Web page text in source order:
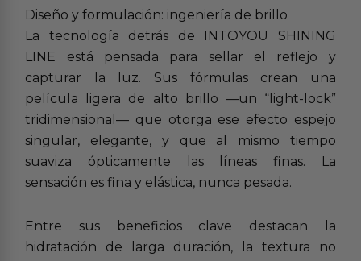
Diseño y formulación: ingeniería de brillo
La tecnología detrás de INTOYOU SHINING
LINE está pensada para sellar el reflejo y
capturar la luz. Sus fórmulas crean una
película ligera de alto brillo —un “light-lock”
tridimensional— que otorga ese efecto espejo
singular, elegante, y que al mismo tiempo
suaviza ópticamente las líneas finas. La
sensación es fina y elástica, nunca pesada.
Entre sus beneficios clave destacan la
hidratación de larga duración, la textura no